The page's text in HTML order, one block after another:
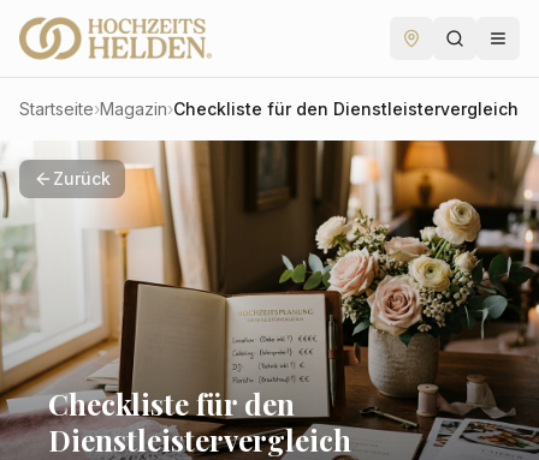
Startseite›Magazin›Checkliste für den Dienstleistervergleich
Zurück
Checkliste für den
Dienstleistervergleich